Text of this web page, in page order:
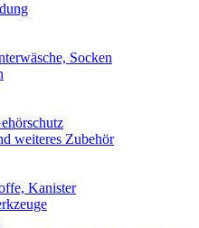
Socken
weiteres Zubehör
Kanister